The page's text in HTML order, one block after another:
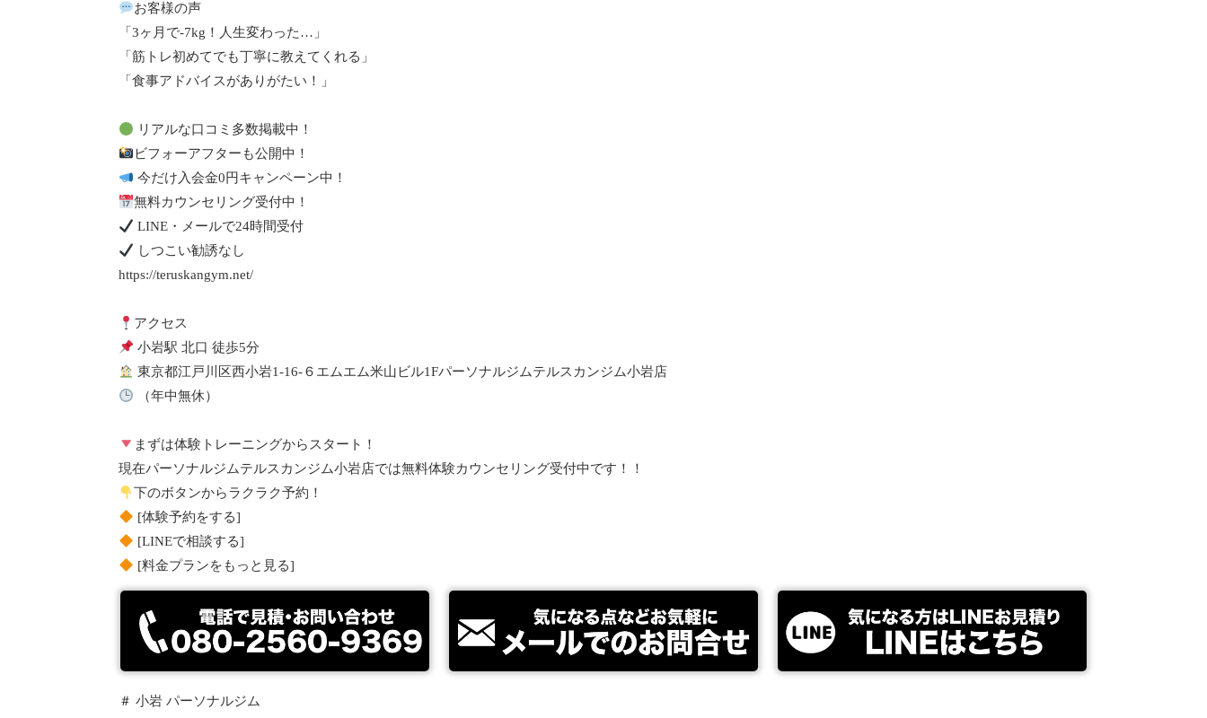
お客様の声
「3ヶ月で-7kg！人生変わった…」
「筋トレ初めてでも丁寧に教えてくれる」
「食事アドバイスがありがたい！」
リアルな口コミ多数掲載中！
ビフォーアフターも公開中！
今だけ入会金0円キャンペーン中！
無料カウンセリング受付中！
LINE・メールで24時間受付
しつこい勧誘なし
https://teruskangym.net/
アクセス
小岩駅 北口 徒歩5分
東京都江戸川区西小岩1-16-６エムエム米山ビル1Fパーソナルジムテルスカンジム小岩店
（年中無休）
まずは体験トレーニングからスタート！
現在パーソナルジムテルスカンジム小岩店では無料体験カウンセリング受付中です！！
下のボタンからラクラク予約！
[体験予約をする]
[LINEで相談する]
[料金プランをもっと見る]
＃ 小岩 パーソナルジム